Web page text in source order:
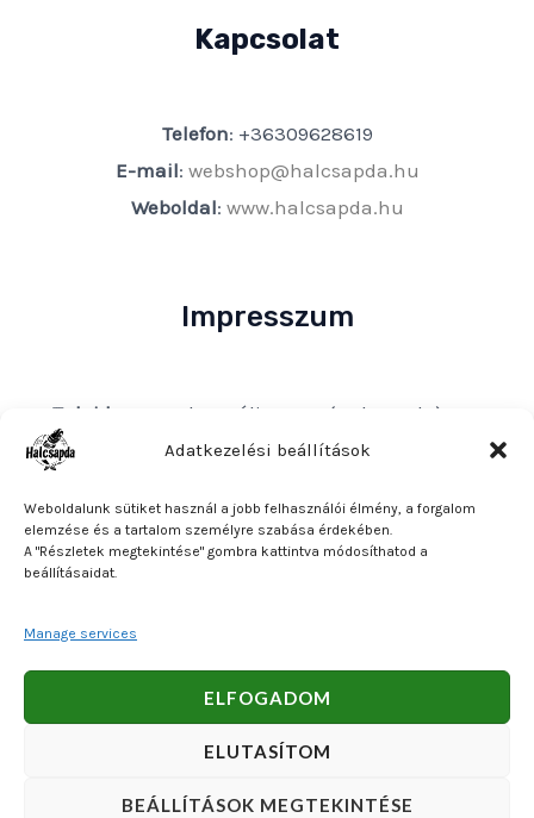
Adatkezelési beállítások
Weboldalunk sütiket használ a jobb felhasználói élmény, a forgalom
elemzése és a tartalom személyre szabása érdekében.
A "Részletek megtekintése" gombra kattintva módosíthatod a
beállításaidat.
Manage services
ELFOGADOM
ELUTASÍTOM
BEÁLLÍTÁSOK MEGTEKINTÉSE
Kapcsolat
Telefon: +36309628619
E-mail: webshop@halcsapda.hu
Weboldal: www.halcsapda.hu
Impresszum
Tulajdonos
: Bakos Bálint E. V. (Halcsapda)
Székhely és postacím: 2890 Tata, Nyárfa u. 7.
Közösségi adószám: HU90921379
Bankszámlaszám: OTP Bank 11740047-27102600
by Bakos Bálint E. V. (Halcsapda).